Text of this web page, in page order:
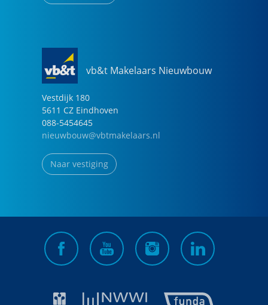
vb&t Makelaars Nieuwbouw
Vestdijk 180
5611 CZ Eindhoven
088-5454645
nieuwbouw@vbtmakelaars.nl
Naar vestiging